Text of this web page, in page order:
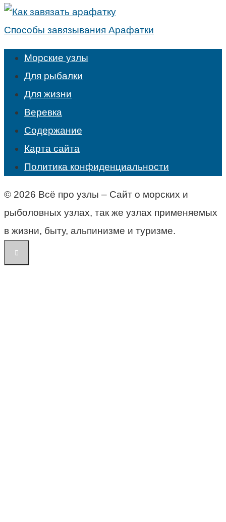
Способы завязывания Арафатки
Морские узлы
Для рыбалки
Для жизни
Веревка
Содержание
Карта сайта
Политика конфиденциальности
© 2026 Всё про узлы – Сайт о морских и
рыболовных узлах, так же узлах применяемых
в жизни, быту, альпинизме и туризме.